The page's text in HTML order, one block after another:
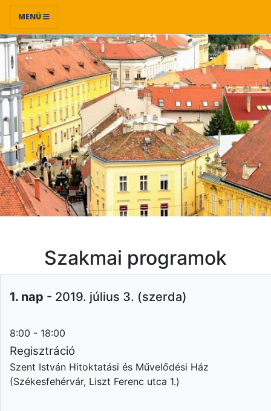
MENÜ
Szakmai programok
1. nap - 2019. július 3. (szerda)
8:00 - 18:00
Regisztráció
Szent István Hitoktatási és Művelődési Ház
(Székesfehérvár, Liszt Ferenc utca 1.)